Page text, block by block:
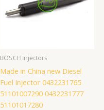
BOSCH Injectors
Made in China new Diesel
Fuel Injector 0432231765
51101007290 0432231777
51101017280